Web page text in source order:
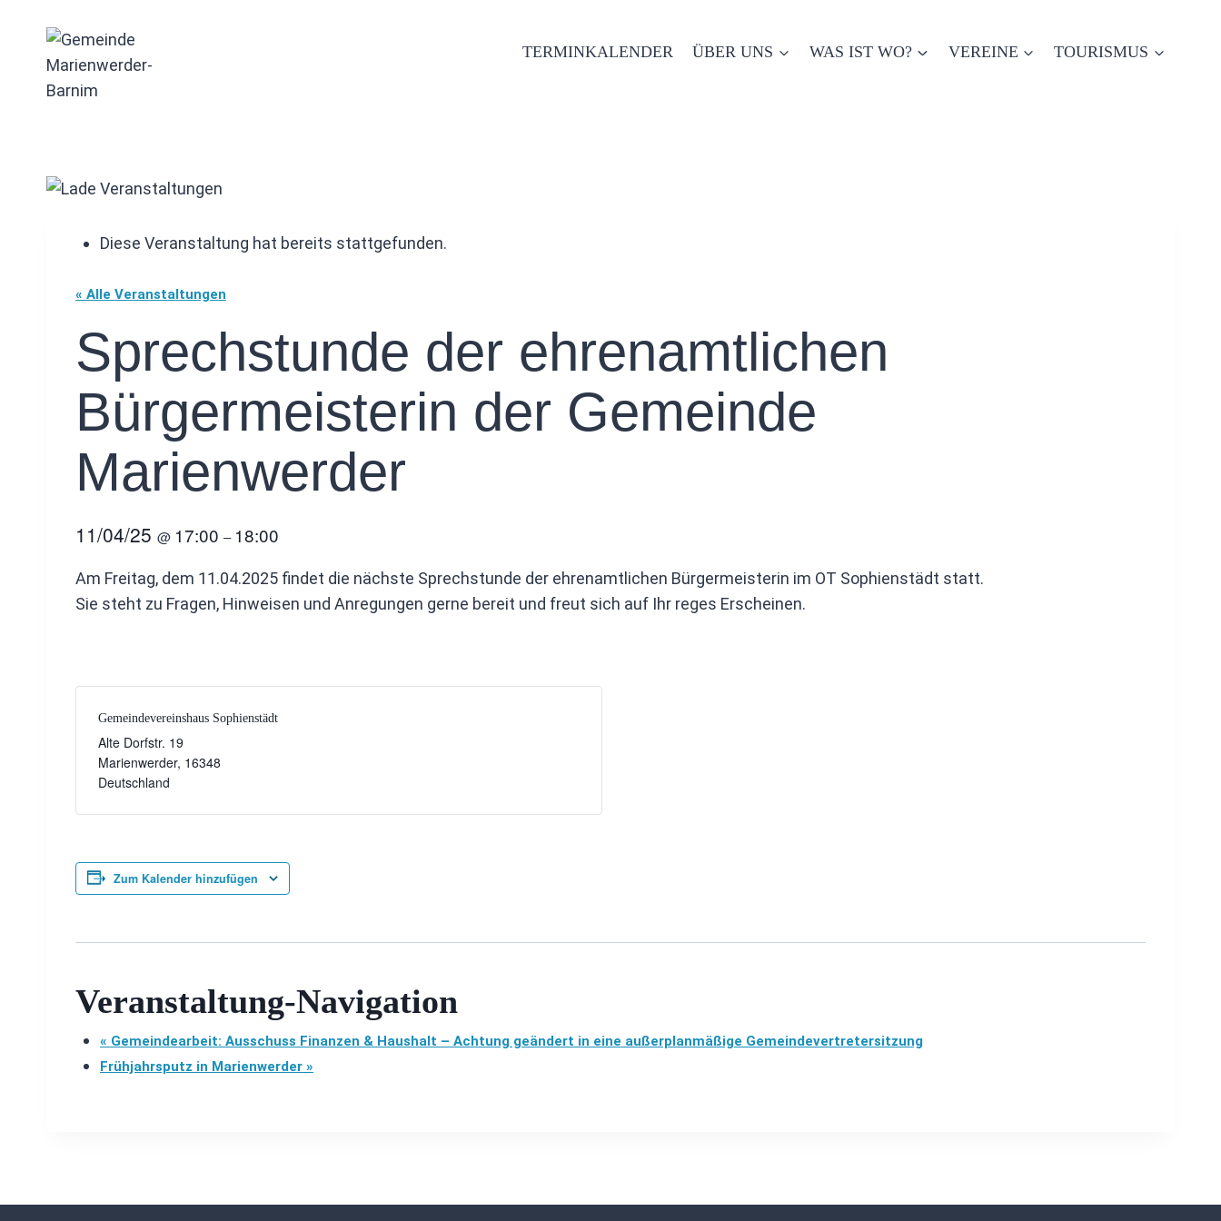
springen
TERMINKALENDER ÜBER UNS WAS IST WO? VEREINE TOURISMUS
Diese Veranstaltung hat bereits stattgefunden.
« Alle Veranstaltungen
Sprechstunde der ehrenamtlichen
Bürgermeisterin der Gemeinde
Marienwerder
11/04/25 @ 17:00 – 18:00
Am Freitag, dem 11.04.2025 findet die nächste Sprechstunde der ehrenamtlichen Bürgermeisterin im OT Sophienstädt statt.
Sie steht zu Fragen, Hinweisen und Anregungen gerne bereit und freut sich auf Ihr reges Erscheinen.
Gemeindevereinshaus Sophienstädt
Alte Dorfstr. 19
Marienwerder, 16348
Deutschland
Zum Kalender hinzufügen
Veranstaltung-Navigation
« Gemeindearbeit: Ausschuss Finanzen & Haushalt – Achtung geändert in eine außerplanmäßige Gemeindevertretersitzung
Frühjahrsputz in Marienwerder »